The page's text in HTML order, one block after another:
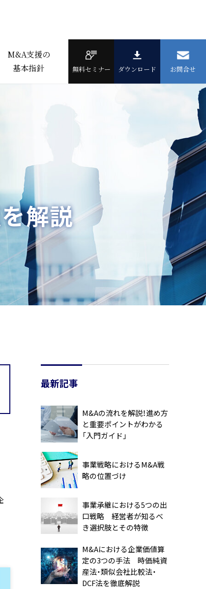
M&A支援の
基本指針
無料セミナー ダウンロード お問合せ
解説
最新記事
M&Aの流れを解説！進め方
と重要ポイントがわかる
「入門ガイド」
事業戦略におけるM&A戦
略の位置づけ
事業承継における5つの出
口戦略 経営者が知るべ
き選択肢とその特徴
M&Aにおける企業価値算
定の3つの手法 時価純資
産法・類似会社比較法・
DCF法を徹底解説